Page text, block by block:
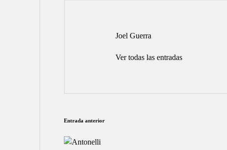
Joel Guerra
Ver todas las entradas
Navegación
de
Entrada anterior